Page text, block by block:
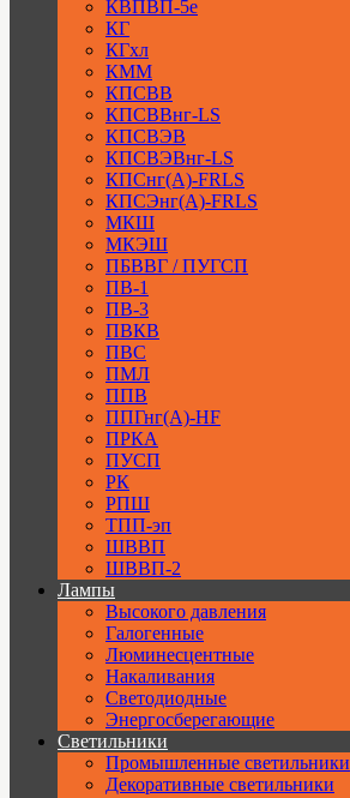
КВПВП-5е
КГ
КГхл
КММ
КПСВВ
КПСВВнг-LS
КПСВЭВ
КПСВЭВнг-LS
КПСнг(А)-FRLS
КПСЭнг(А)-FRLS
МКШ
МКЭШ
ПБВВГ / ПУГСП
ПВ-1
ПВ-3
ПВКВ
ПВС
ПМЛ
ППВ
ППГнг(А)-HF
ПРКА
ПУСП
РК
РПШ
ТПП-эп
ШВВП
ШВВП-2
Лампы
Высокого давления
Галогенные
Люминесцентные
Накаливания
Светодиодные
Энергосберегающие
Светильники
Промышленные светильники
Декоративные светильники